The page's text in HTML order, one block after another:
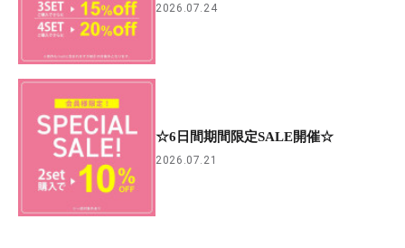
2026.07.24
☆6日間期間限定SALE開催☆
2026.07.21